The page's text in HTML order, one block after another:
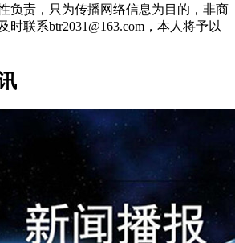
负责，只为传播网络信息为目的，非商
时联系btr2031@163.com，本人将予以